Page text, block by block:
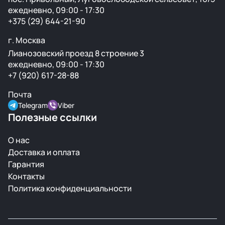
ежедневно, 09:00 - 17:30
+375 (29) 644-21-90
г. Москва
Лианозовский проезд 8 строение 3
ежедневно, 09:00 - 17:30
+7 (920) 617-28-88
Почта
Telegram Viber
Полезные ссылки
О нас
Доставка и оплата
Гарантия
Контакты
Политика конфиденциальности